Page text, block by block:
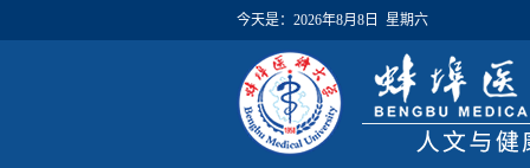
今天是： 2026年8月8日 星期六